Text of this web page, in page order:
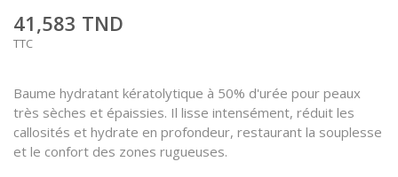
41,583 TND
TTC
Baume hydratant kératolytique à 50% d'urée pour peaux
très sèches et épaissies. Il lisse intensément, réduit les
callosités et hydrate en profondeur, restaurant la souplesse
et le confort des zones rugueuses.